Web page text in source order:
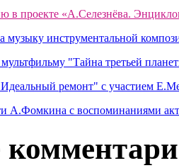
в проекте «А.Селезнёва.
музыку инструментальной
"Тайна третьей
ремонт" с участием
А.Фомкина с воспоминаниями